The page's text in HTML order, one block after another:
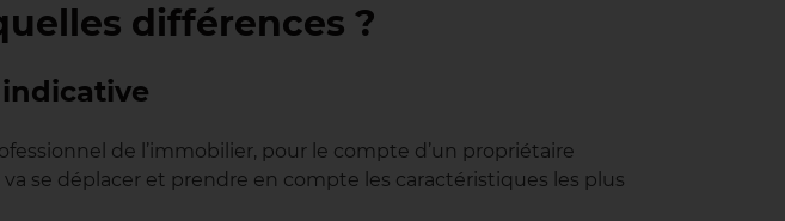
différences ?
de l’immobilier, pour le compte d’un propriétaire
se déplacer et prendre en compte les caractéristiques les plus